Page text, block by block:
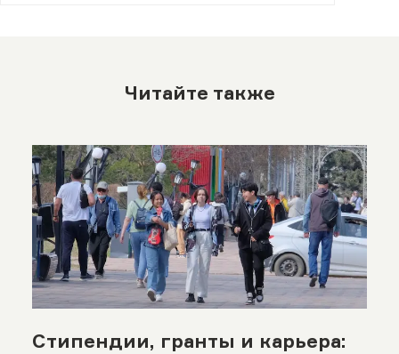
Читайте также
Стипендии, гранты и карьера: